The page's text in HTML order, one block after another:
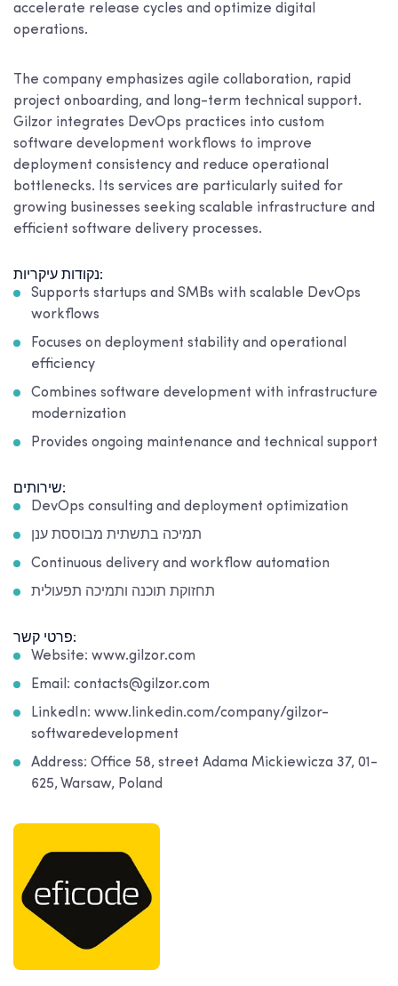
accelerate release cycles and optimize digital
operations.
The company emphasizes agile collaboration, rapid
project onboarding, and long-term technical support.
Gilzor integrates DevOps practices into custom
software development workflows to improve
deployment consistency and reduce operational
bottlenecks. Its services are particularly suited for
growing businesses seeking scalable infrastructure and
efficient software delivery processes.
נקודות עיקריות:
Supports startups and SMBs with scalable DevOps
workflows
Focuses on deployment stability and operational
efficiency
Combines software development with infrastructure
modernization
Provides ongoing maintenance and technical support
שירותים:
DevOps consulting and deployment optimization
תמיכה בתשתית מבוססת ענן
Continuous delivery and workflow automation
תחזוקת תוכנה ותמיכה תפעולית
פרטי קשר:
Website: www.gilzor.com
Email: contacts@gilzor.com
LinkedIn: www.linkedin.com/company/gilzor-
softwaredevelopment
Address: Office 58, street Adama Mickiewicza 37, 01-
625, Warsaw, Poland